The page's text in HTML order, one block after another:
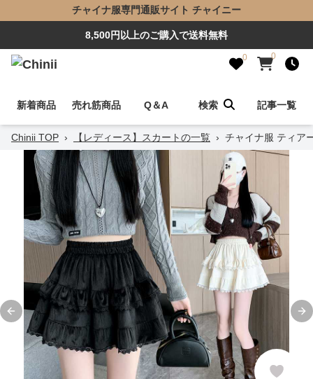
チャイナ服専門通販サイト チャイニー
8,500円以上のご購入で送料無料
0 0
新着商品 売れ筋商品 Q＆A 検索 記事一覧
Chinii TOP › 【レディース】スカートの一覧 › チャイナ服 ティア
Previous slide